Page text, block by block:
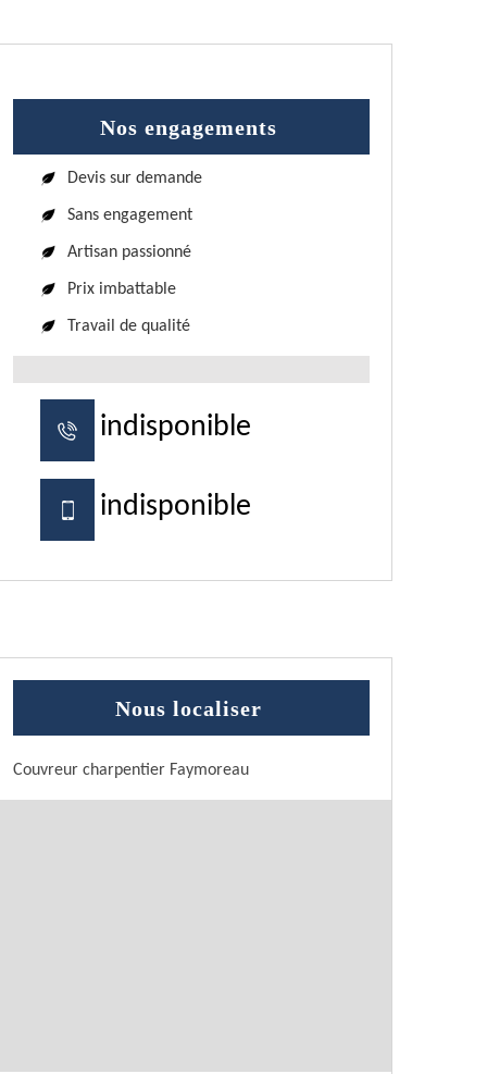
Nos engagements
Devis sur demande
Sans engagement
Artisan passionné
Prix imbattable
Travail de qualité
indisponible
indisponible
Nous localiser
Couvreur charpentier Faymoreau